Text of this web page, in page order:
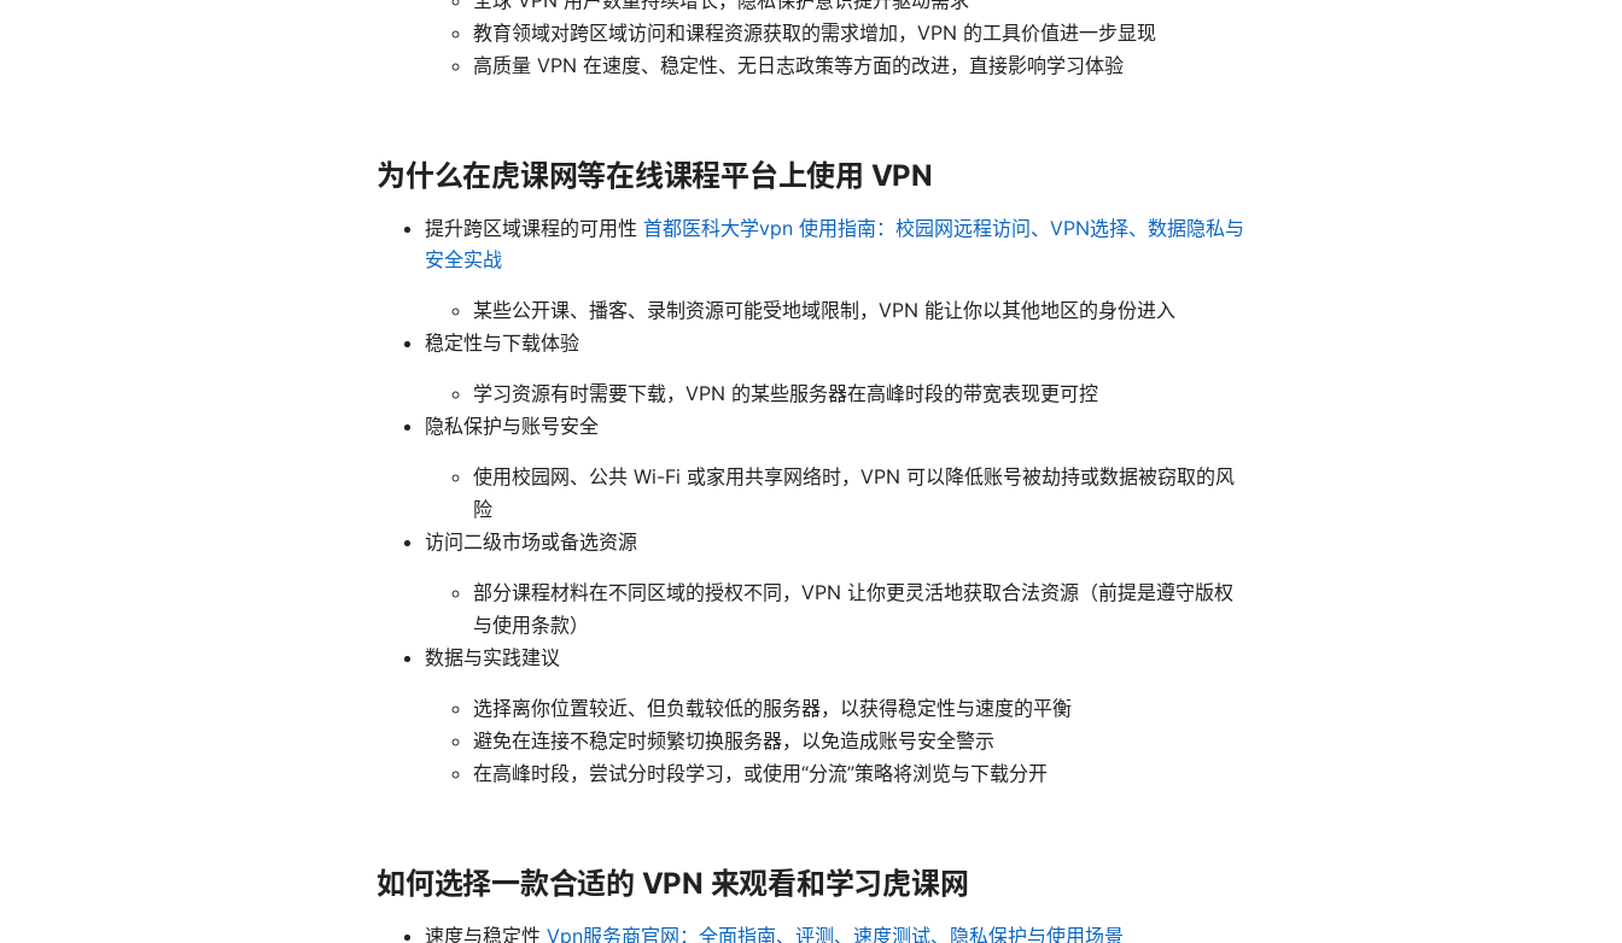
教育领域对跨区域访问和课程资源获取的需求增加，VPN 的工具价值进一步显现
高质量 VPN 在速度、稳定性、无日志政策等方面的改进，直接影响学习体验
为什么在虎课网等在线课程平台上使用 VPN
提升跨区域课程的可用性 首都医科大学vpn 使用指南：校园网远程访问、VPN选择、数据隐私与
安全实战
某些公开课、播客、录制资源可能受地域限制，VPN 能让你以其他地区的身份进入
稳定性与下载体验
学习资源有时需要下载，VPN 的某些服务器在高峰时段的带宽表现更可控
隐私保护与账号安全
使用校园网、公共 Wi-Fi 或家用共享网络时，VPN 可以降低账号被劫持或数据被窃取的风
险
访问二级市场或备选资源
部分课程材料在不同区域的授权不同，VPN 让你更灵活地获取合法资源（前提是遵守版权
与使用条款）
数据与实践建议
选择离你位置较近、但负载较低的服务器，以获得稳定性与速度的平衡
避免在连接不稳定时频繁切换服务器，以免造成账号安全警示
在高峰时段，尝试分时段学习，或使用“分流”策略将浏览与下载分开
如何选择一款合适的 VPN 来观看和学习虎课网
速度与稳定性 Vpn服务商官网：全面指南、评测、速度测试、隐私保护与使用场景